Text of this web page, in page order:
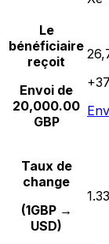
Le
bénéficiaire
reçoit
Envoi de
20,000.00
GBP
Taux de
change
(1GBP →
USD)